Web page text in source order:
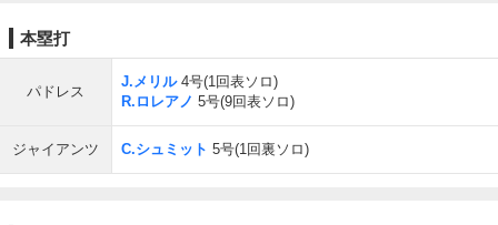
本塁打
パドレス
J.メリル4号(1回表ソロ)
R.ロレアノ 5号(9回表ソロ)
ジャイアンツ C.シュミット 5号(1回裏ソロ)